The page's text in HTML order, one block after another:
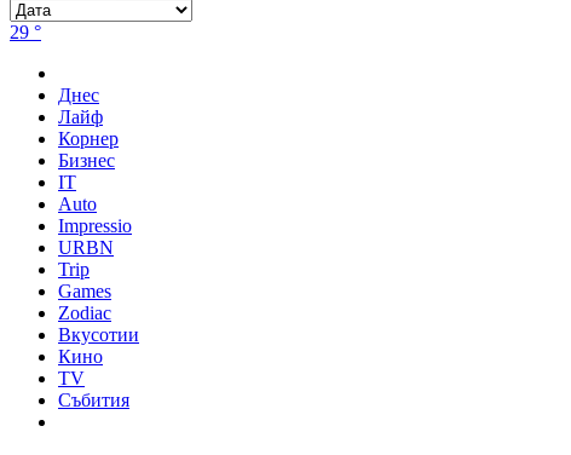
29 °
Днес
Лайф
Корнер
Бизнес
IT
Auto
Impressio
URBN
Trip
Games
Zodiac
Вкусотии
Кино
TV
Събития